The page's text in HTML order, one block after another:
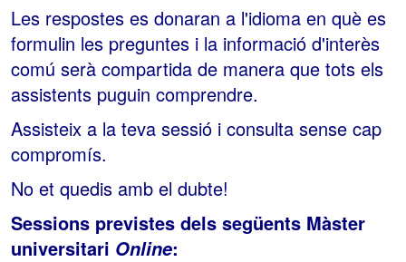
Les respostes es donaran a l'idioma en què es
formulin les preguntes i la informació d'interès
comú serà compartida de manera que tots els
assistents puguin comprendre.
Assisteix a la teva sessió i consulta sense cap
compromís.
No et quedis amb el dubte!
Sessions previstes dels següents Màster
universitari Online: